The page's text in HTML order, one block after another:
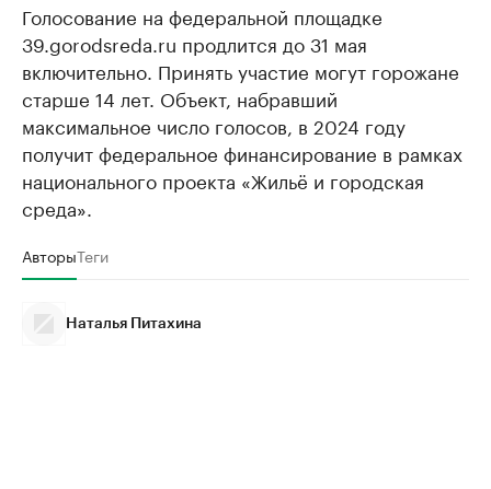
Голосование на федеральной площадке
39.gorodsreda.ru продлится до 31 мая
включительно. Принять участие могут горожане
старше 14 лет. Объект, набравший
максимальное число голосов, в 2024 году
получит федеральное финансирование в рамках
национального проекта «Жильё и городская
среда».
АвторыТеги
Наталья Питахина